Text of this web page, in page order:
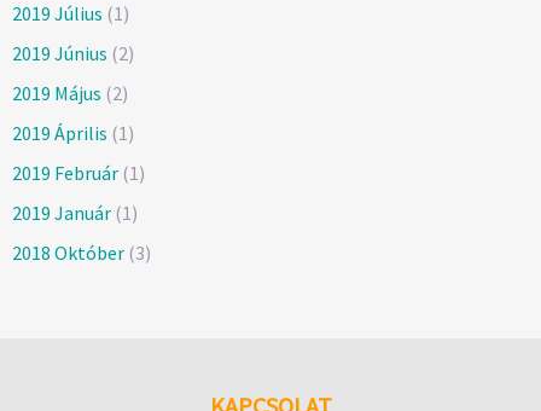
2019 Július (1)
2019 Június (2)
2019 Május (2)
2019 Április (1)
2019 Február (1)
2019 Január (1)
2018 Október (3)